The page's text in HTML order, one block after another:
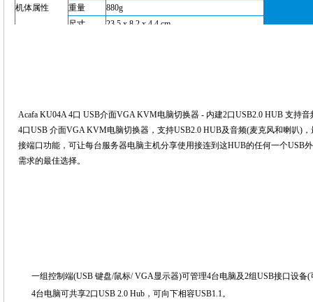
机体属性
重量
880g
尺寸
23.5 x 8.2 x 4.4 cm
Acafa KU04A 4口 USB介面VGA KVM电脑切换器 - 内建2口USB2.0 HUB 支持音
4口USB 介面VGA KVM电脑切换器，支持USB2.0 HUB及音频(麦克风和喇叭)，
接端口功能，可让每台服务器电脑主机分享使用接连到这HUB的任何一个USB
需求的最佳选择。
一组控制端(USB 键盘/鼠标/ VGA显示器)可管理4台电脑及2组USB接口设备
4台电脑可共享2口USB 2.0 Hub，可向下相容USB1.1。